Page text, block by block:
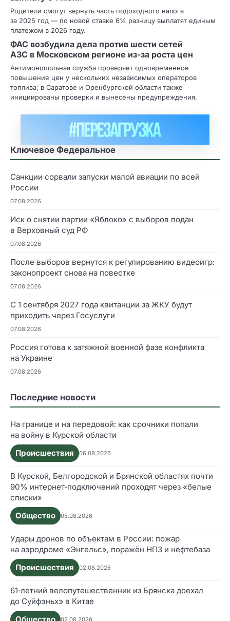
Родители смогут вернуть часть подоходного налога
за 2025 год — по новой ставке 6% разницу выплатят единым
платежом в 2026 году.
ФАС возбудила дела против шести сетей
АЗС в Московском регионе из‑за роста цен
Антимонопольная служба проверяет одновременное
повышение цен у нескольких независимых операторов
топлива; в Саратове и Оренбургской области также
инициированы проверки и вынесены предупреждения.
Ключевое Федеральное
Санкции сорвали запуски малой авиации по всей
России
07.08.2026
Иск о снятии партии «Яблоко» с выборов подан
в Верховный суд РФ
07.08.2026
После выборов вернутся к регулированию видеоигр:
законопроект снова на повестке
07.08.2026
С 1 сентября 2027 года квитанции за ЖКУ будут
приходить через Госуслуги
07.08.2026
Россия готова к затяжной военной фазе конфликта
на Украине
07.08.2026
Последние новости
На границе и на передовой: как срочники попали
на войну в Курской области
Происшествия
06.08.2026
В Курской, Белгородской и Брянской областях почти
90% интернет‑подключений проходят через «белые
списки»
Общество
05.08.2026
Удары дронов по объектам в России: пожар
на аэродроме «Энгельс», поражён НПЗ и нефтебаза
Происшествия
02.08.2026
61‑летний велопутешественник из Брянска доехал
до Суйфэньхэ в Китае
02.08.2026